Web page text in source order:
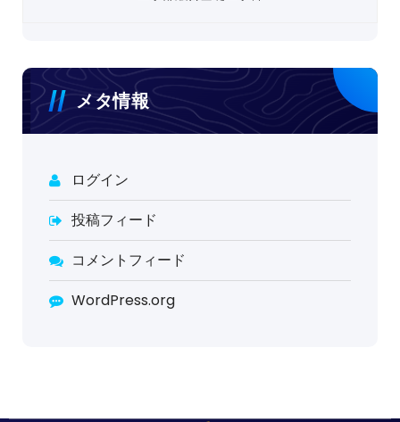
メタ情報
ログイン
投稿フィード
コメントフィード
WordPress.org